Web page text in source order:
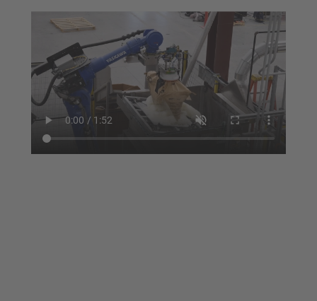
powered by
Usercentrics Consent
Management Platform